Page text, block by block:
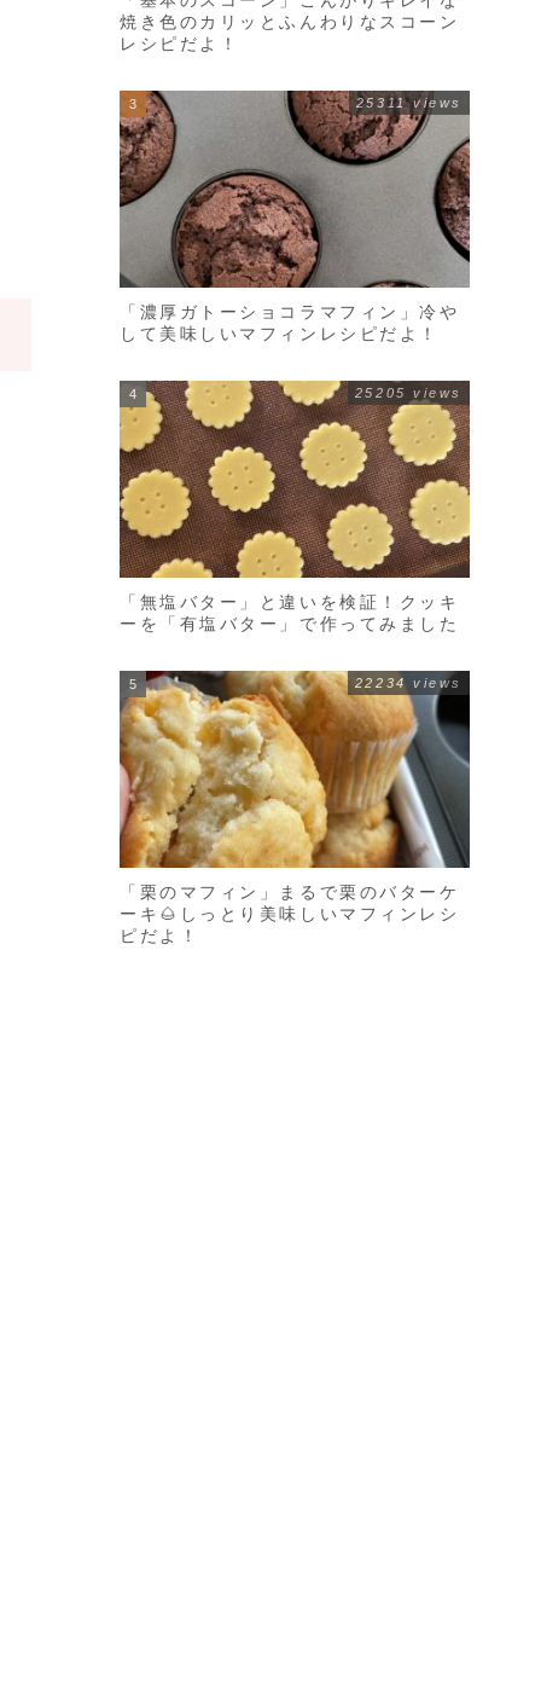
焼き色のカリッとふんわりなスコーン
レシピだよ！
「濃厚ガトーショコラマフィン」冷や
して美味しいマフィンレシピだよ！
25311 views
「無塩バター」と違いを検証！クッキ
ーを「有塩バター」で作ってみました
25205 views
「栗のマフィン」まるで栗のバターケ
ーキ🌰しっとり美味しいマフィンレシ
ピだよ！
22234 views